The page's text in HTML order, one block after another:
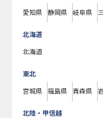
愛知県 静岡県 岐阜県
北海道
北海道
東北
宮城県 福島県 青森県
北陸・甲信越